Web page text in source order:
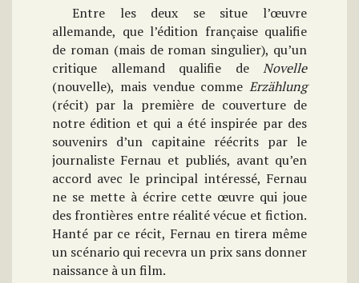
Entre les deux se situe l’œuvre
allemande, que l’édition française qualifie
de roman (mais de roman singulier), qu’un
critique allemand qualifie de Novelle
(nouvelle), mais vendue comme Erzählung
(récit) par la première de couverture de
notre édition et qui a été inspirée par des
souvenirs d’un capitaine réécrits par le
journaliste Fernau et publiés, avant qu’en
accord avec le principal intéressé, Fernau
ne se mette à écrire cette œuvre qui joue
des frontières entre réalité vécue et fiction.
Hanté par ce récit, Fernau en tirera même
un scénario qui recevra un prix sans donner
naissance à un film.